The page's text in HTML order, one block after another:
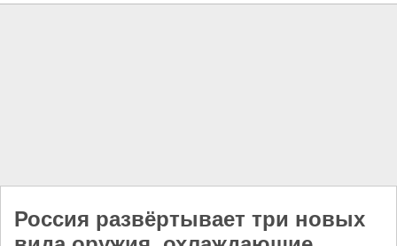
Россия развёртывает три новых